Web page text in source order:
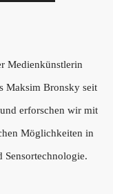
Medienkünstlerin
Maksim Bronsky seit
erforschen wir mit
Möglichkeiten in